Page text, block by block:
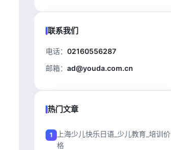
联系我们
电话： 02160556287
邮箱： ad@youda.com.cn
热门文章
上海少儿快乐日语_少儿教育_培训价
格